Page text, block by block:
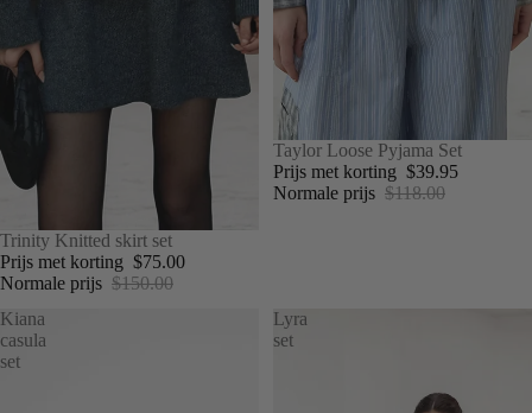
UITVERKOOP
Trinity Knitted skirt set
Prijs met korting $75.00
Normale prijs $150.00
UITVERKOOP
Taylor Loose Pyjama Set
Prijs met korting $39.95
Normale prijs $118.00
Kiana
casula
set
Lyra
set